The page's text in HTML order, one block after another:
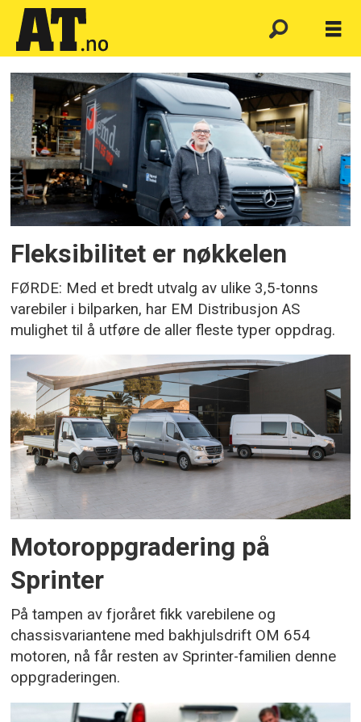
Emne:
sprinter
Fleksibilitet er nøkkelen
FØRDE: Med et bredt utvalg av ulike 3,5-tonns
varebiler i bilparken, har EM Distribusjon AS
mulighet til å utføre de aller fleste typer oppdrag.
Motoroppgradering på
Sprinter
På tampen av fjoråret fikk varebilene og
chassisvariantene med bakhjulsdrift OM 654
motoren, nå får resten av Sprinter-familien denne
oppgraderingen.